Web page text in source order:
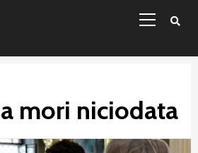
mori niciodata